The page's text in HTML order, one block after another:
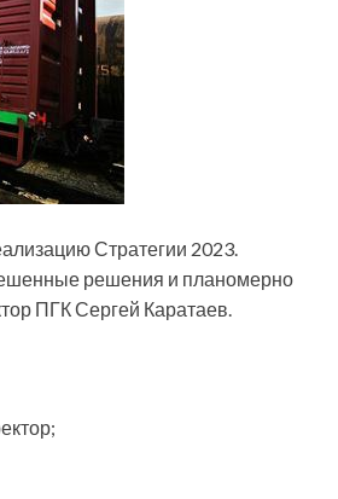
Стратегии 2023.
решения и планомерно
ПГК Сергей Каратаев.